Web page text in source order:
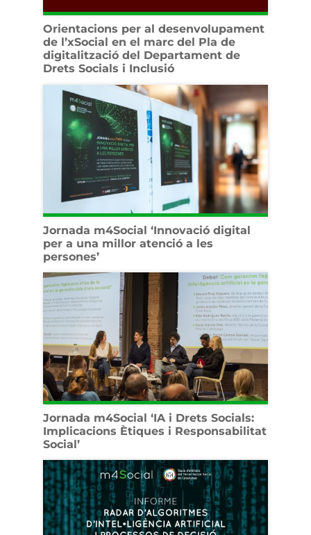
Orientacions per al desenvolupament
de l’xSocial en el marc del Pla de
digitalització del Departament de
Drets Socials i Inclusió
Jornada m4Social ‘Innovació digital
per a una millor atenció a les
persones’
Jornada m4Social ‘IA i Drets Socials:
Implicacions Ètiques i Responsabilitat
Social’